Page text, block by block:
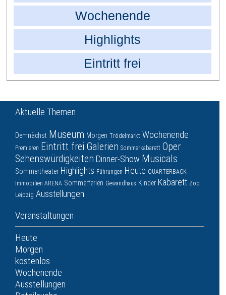
Wochenende
Highlights
Eintritt frei
Aktuelle Themen
Demnächst Museum Morgen Trödelmarkt Wochenende
Premieren Eintritt frei Galerien Sommerkabarett Oper
Sehenswürdigkeiten Dinner-Show Musicals
Sommertheater Highlights Führungen Heute QUARTERBACK
Immobilien ARENA Sommerferien Gewandhaus Kinder Kabarett Zoo
Leipzig Ausstellungen
Veranstaltungen
Heute
Morgen
kostenlos
Wochenende
Ausstellungen